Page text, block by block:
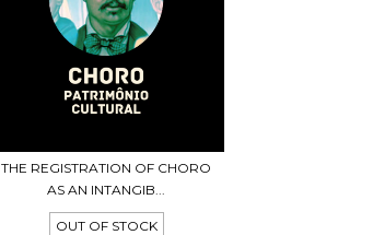
THE REGISTRATION OF CHORO
AS AN INTANGIB...
OUT OF STOCK